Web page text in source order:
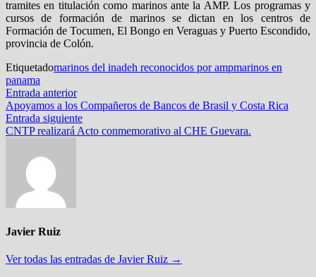
tramites en titulación como marinos ante la AMP. Los programas y
cursos de formación de marinos se dictan en los centros de
Formación de Tocumen, El Bongo en Veraguas y Puerto Escondido,
provincia de Colón.
Etiquetadomarinos del inadeh reconocidos por ampmarinos en
panama
Navegación
de
entradas
Entrada anteriorEntrada
anterior:
Apoyamos a los Compañeros de Bancos de Brasil y Costa Rica
Entrada siguienteEntrada
siguiente:
CNTP realizará Acto conmemorativo al CHE Guevara.
Javier Ruiz
Ver todas las entradas de Javier Ruiz →